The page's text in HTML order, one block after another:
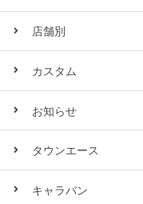
店舗別
カスタム
お知らせ
タウンエース
キャラバン